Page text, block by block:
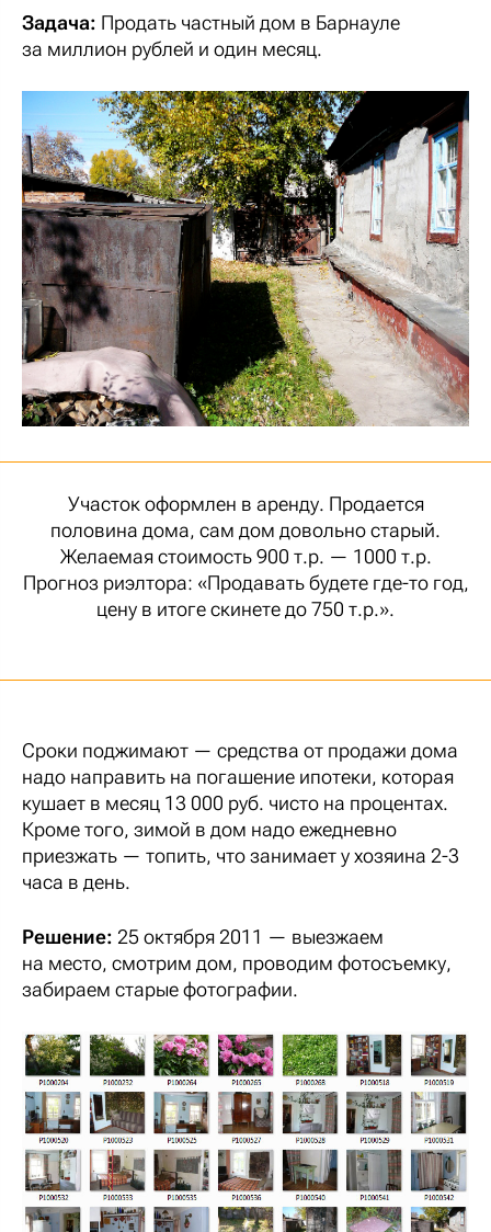
Задача: Продать частный дом в Барнауле
за миллион рублей и один месяц.
Участок оформлен в аренду. Продается
половина дома, сам дом довольно старый.
Желаемая стоимость 900 т.р. — 1000 т.р.
Прогноз риэлтора: «Продавать будете где-то год,
цену в итоге скинете до 750 т.р.».
Сроки поджимают — средства от продажи дома
надо направить на погашение ипотеки, которая
кушает в месяц 13 000 руб. чисто на процентах.
Кроме того, зимой в дом надо ежедневно
приезжать — топить, что занимает у хозяина 2-3
часа в день.
Решение: 25 октября 2011 — выезжаем
на место, смотрим дом, проводим фотосъемку,
забираем старые фотографии.